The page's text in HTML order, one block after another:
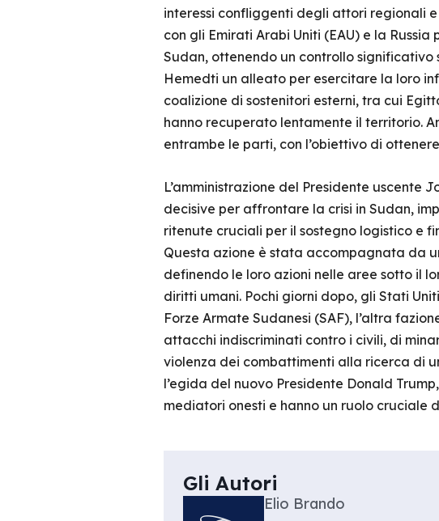
interessi confliggenti degli attori regionali
con gli Emirati Arabi Uniti (EAU) e la
Sudan, ottenendo un controllo significativo
Hemedti un alleato per esercitare la loro
coalizione di sostenitori esterni, tra cui
hanno recuperato lentamente il territorio.
entrambe le parti, con l’obiettivo di
L’amministrazione del Presidente
decisive per affrontare la crisi in Sudan,
ritenute cruciali per il sostegno logistico e
Questa azione è stata accompagnata da
definendo le loro azioni nelle aree sotto il
diritti umani. Pochi giorni dopo, gli Stati
Forze Armate Sudanesi (SAF), l’altra
attacchi indiscriminati contro i civili, di
violenza dei combattimenti alla ricerca di
l’egida del nuovo Presidente Donald
mediatori onesti e hanno un ruolo cruciale
Gli Autori
Elio Brando